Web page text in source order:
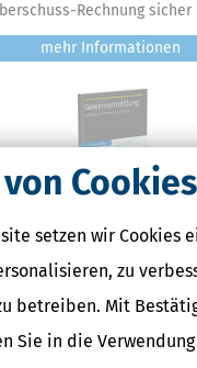
Cookies
setzen wir Cookies
zu
betreiben. Mit
Sie in die
Rechnung
mehr
Ausfülltipps und Musterfall
Rechnung sicher